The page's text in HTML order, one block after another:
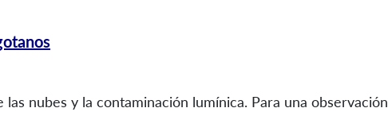
nubes y la contaminación lumínica. Para una observación